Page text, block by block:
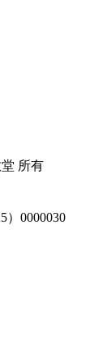
所有
）0000030